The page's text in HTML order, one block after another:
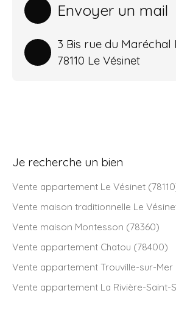
Envoyer un mail
3 Bis rue du Maréchal
78110 Le Vésinet
Je recherche un bien
Vente appartement Le Vésinet
Vente maison traditionnelle Le
Vente maison Montesson (78360)
Vente appartement Chatou (78400)
Vente appartement Trouville-sur-Mer
Vente appartement La Rivière-Saint-